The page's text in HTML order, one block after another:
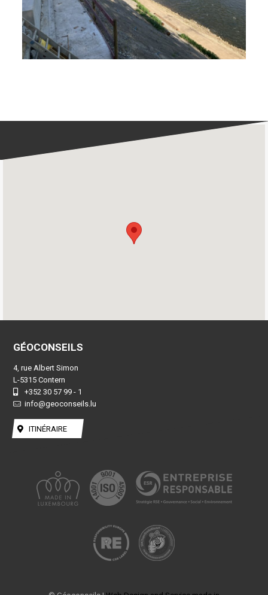
GÉOCONSEILS
4, rue Albert Simon
L-5315 Contern
+352 30 57 99 - 1
info@geoconseils.lu
ITINÉRAIRE